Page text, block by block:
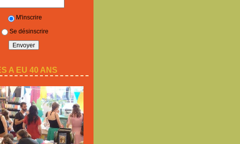
M'inscrire
Se désinscrire
A EU 40 ANS